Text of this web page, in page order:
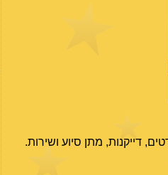
דייקנות, מתן סיוע ושירות.